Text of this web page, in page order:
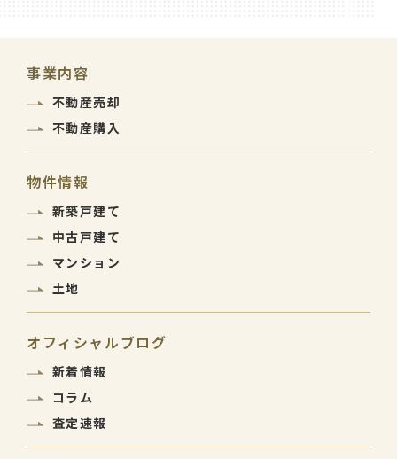
事業内容
不動産売却
不動産購入
物件情報
新築戸建て
中古戸建て
マンション
土地
オフィシャルブログ
新着情報
コラム
査定速報